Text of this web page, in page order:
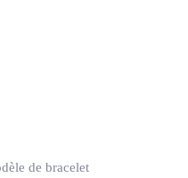
de bracelet